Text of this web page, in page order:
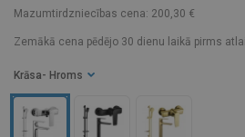
Mazumtirdzniecības cena: 200,30 €
Zemākā cena pēdējo 30 dienu laikā pirms
Krāsa - Hroms